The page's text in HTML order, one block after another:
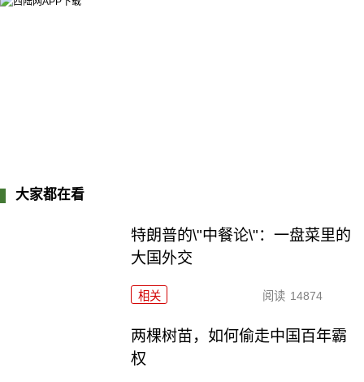
大家都在看
特朗普的\"中餐论\"：一盘菜里的
大国外交
相关 阅读 14874
两棵树苗，如何偷走中国百年霸
权